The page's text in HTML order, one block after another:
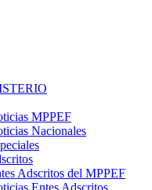
MPPEF
Nacionales
Adscritos del MPPEF
Entes Adscritos